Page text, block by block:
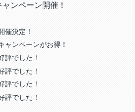
ンペーン開催！
催決定！
ャンペーンがお得！
評でした！
評でした！
評でした！
評でした！